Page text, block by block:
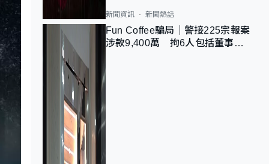
新聞資訊 新聞熱話
Fun Coffee騙局｜警接225宗報案
涉款9,400萬 拘6人包括董事股